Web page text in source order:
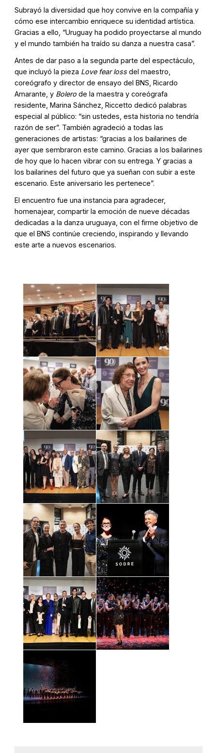
Subrayó la diversidad que hoy convive en la compañía y
cómo ese intercambio enriquece su identidad artística.
Gracias a ello, “Uruguay ha podido proyectarse al mundo
y el mundo también ha traído su danza a nuestra casa”.
Antes de dar paso a la segunda parte del espectáculo,
que incluyó la pieza Love fear lossdel maestro,
coreógrafo y director de ensayo del BNS, Ricardo
Amarante, y Bolero de la maestra y coreógrafa
residente, Marina Sánchez, Riccetto dedicó palabras
especial al público: “sin ustedes, esta historia no tendría
razón de ser”. También agradeció a todas las
generaciones de artistas: “gracias a los bailarines de
ayer que sembraron este camino. Gracias a los bailarines
de hoy que lo hacen vibrar con su entrega. Y gracias a
los bailarines del futuro que ya sueñan con subir a este
escenario. Este aniversario les pertenece”.
El encuentro fue una instancia para agradecer,
homenajear, compartir la emoción de nueve décadas
dedicadas a la danza uruguaya, con el firme objetivo de
que el BNS continúe creciendo, inspirando y llevando
este arte a nuevos escenarios.